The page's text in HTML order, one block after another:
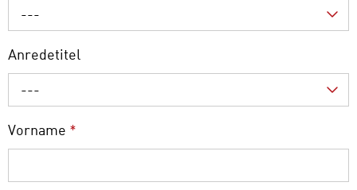
---
Anredetitel
---
Vorname *